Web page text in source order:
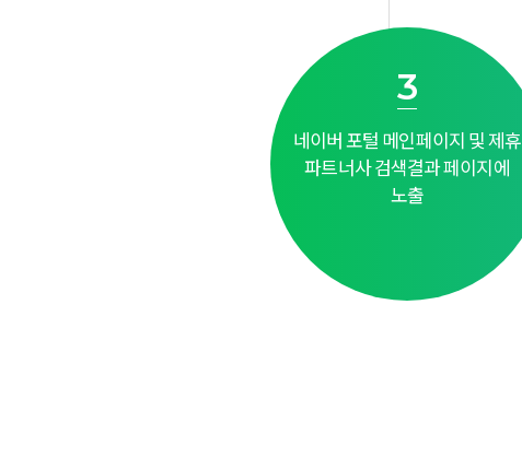
3
네이버 포털 메인페이지 및 제휴
파트너사 검색결과 페이지에
노출